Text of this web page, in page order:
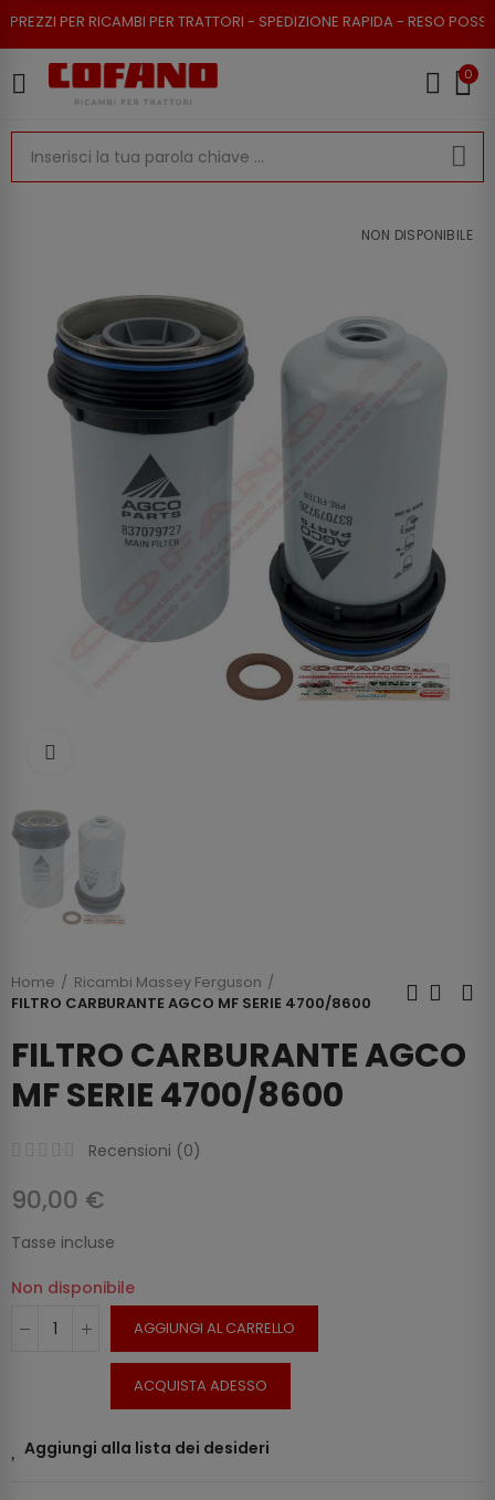
PER TRATTORI - SPEDIZIONE RAPIDA - RESO POSSIBILE
0
NON DISPONIBILE
Home
Ricambi Massey Ferguson
FILTRO CARBURANTE AGCO MF SERIE 4700/8600
FILTRO CARBURANTE AGCO
MF SERIE 4700/8600
Recensioni (0)
90,00 €
Tasse incluse
Non disponibile
AGGIUNGI AL CARRELLO
ACQUISTA ADESSO
Aggiungi alla lista dei desideri